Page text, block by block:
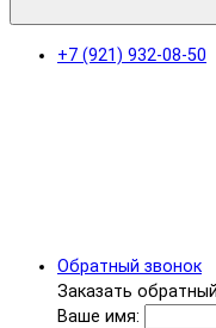
+7 (921) 932-08-50
Обратный звонок
Заказать
Ваше имя: